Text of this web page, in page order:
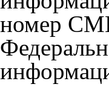
номер